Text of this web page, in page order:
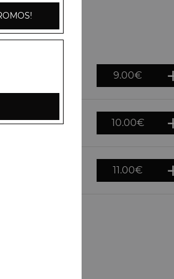
9.00€
10.00€
11.00€